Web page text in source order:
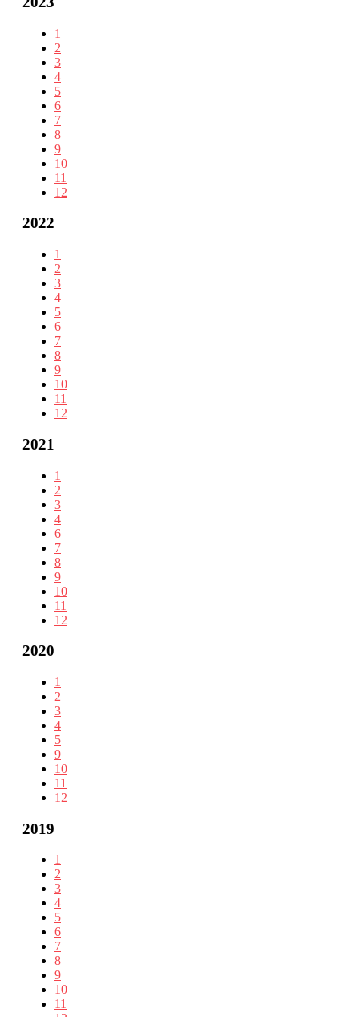
1
2
3
4
5
6
7
8
9
10
11
12
2022
1
2
3
4
5
6
7
8
9
10
11
12
2021
1
2
3
4
6
7
8
9
10
11
12
2020
1
2
3
4
5
9
10
11
12
2019
1
2
3
4
5
6
7
8
9
10
11